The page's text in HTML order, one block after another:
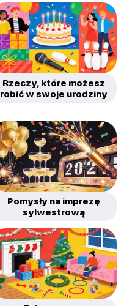
Rzeczy, które możesz
robić w swoje urodziny
Pomysły na imprezę
sylwestrową